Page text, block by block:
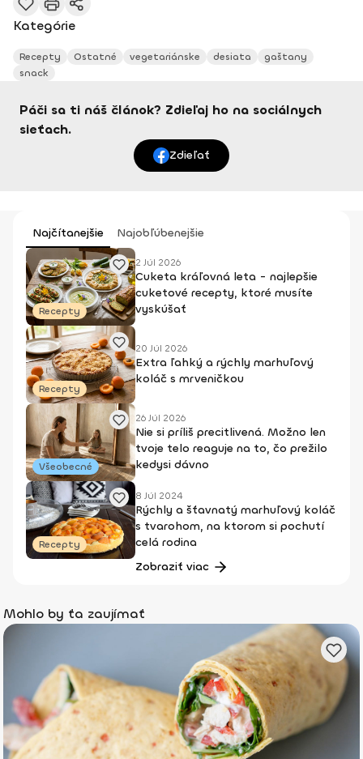
Kategórie
Recepty Ostatné vegetariánske desiata
gaštany
snack
Páči sa ti náš článok? Zdieľaj ho na sociálnych
sieťach.
Zdieľať
Najčítanejšie Najobľúbenejšie
Recepty
2 Júl 2026
Cuketa kráľovná leta - najlepšie
cuketové recepty, ktoré musíte
vyskúšať
Recepty
20 Júl 2026
Extra ľahký a rýchly marhuľový
koláč s mrveničkou
Všeobecné
26 Júl 2026
Nie si príliš precitlivená. Možno len
tvoje telo reaguje na to, čo prežilo
kedysi dávno
Recepty
8 Júl 2024
Rýchly a šťavnatý marhuľový koláč
s tvarohom, na ktorom si pochutí
celá rodina
Zobraziť viac
Mohlo by ťa zaujímať